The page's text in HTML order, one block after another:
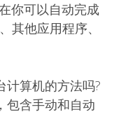
你可以自动完成
其他应用程序、
计算机的方法吗?
包含手动和自动